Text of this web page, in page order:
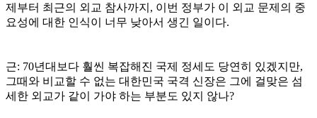
제부터 최근의 외교 참사까지, 이번 정부가 이 외교 문제의 중
요성에 대한 인식이 너무 낮아서 생긴 일이다.
근: 70년대보다 훨씬 복잡해진 국제 정세도 당연히 있겠지만,
그때와 비교할 수 없는 대한민국 국격 신장은 그에 걸맞은 섬
세한 외교가 같이 가야 하는 부분도 있지 않나?